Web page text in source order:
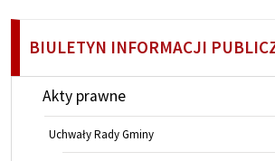
BIULETYN INFORMACJI
Akty prawne
Uchwały Rady Gminy